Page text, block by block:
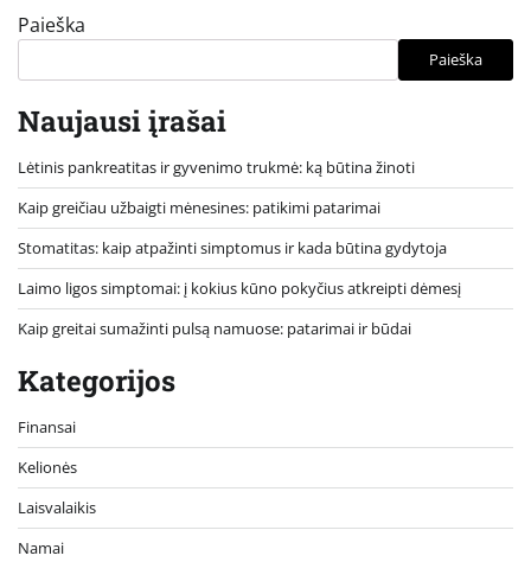
Paieška
Paieška
Naujausi įrašai
Lėtinis pankreatitas ir gyvenimo trukmė: ką būtina žinoti
Kaip greičiau užbaigti mėnesines: patikimi patarimai
Stomatitas: kaip atpažinti simptomus ir kada būtina gydytoja
Laimo ligos simptomai: į kokius kūno pokyčius atkreipti dėmesį
Kaip greitai sumažinti pulsą namuose: patarimai ir būdai
Kategorijos
Finansai
Kelionės
Laisvalaikis
Namai